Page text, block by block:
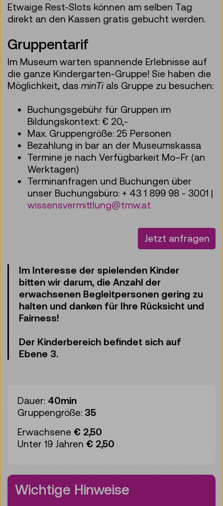
Etwaige Rest-Slots können am selben Tag
direkt an den Kassen gratis gebucht werden.
Gruppentarif
Im Museum warten spannende Erlebnisse auf
die ganze Kindergarten-Gruppe! Sie haben die
Möglichkeit, das minTi als Gruppe zu besuchen:
Buchungsgebühr für Gruppen im
Bildungskontext: € 20,-
Max. Gruppengröße: 25 Personen
Bezahlung in bar an der Museumskassa
Termine je nach Verfügbarkeit Mo–Fr (an
Werktagen)
Terminanfragen und Buchungen über
unser Buchungsbüro: + 43 1 899 98 - 3001 |
wissensvermittlung@tmw.at
Jetzt anfragen
Im Interesse der spielenden Kinder
bitten wir darum, die Anzahl der
erwachsenen Begleitpersonen gering zu
halten und danken für Ihre Rücksicht und
Fairness!
Der Kinderbereich befindet sich auf
Ebene 3.
Dauer: 40min
Gruppengröße: 35
Erwachsene € 2,50
Unter 19 Jahren € 2,50
Wichtige Hinweise